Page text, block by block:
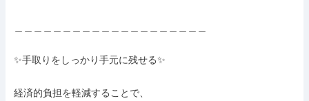
✨手取りをしっかり手元に残せる✨
経済的負担を軽減することで、